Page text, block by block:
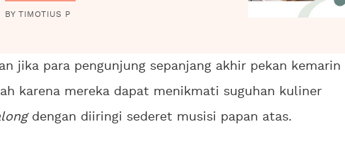
BY TIMOTIUS P
jika para pengunjung sepanjang akhir pekan kemarin
karena mereka dapat menikmati suguhan kuliner
dengan diiringi sederet musisi papan atas.